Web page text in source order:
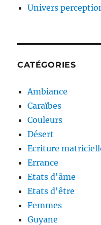
Univers
CATÉGORIES
Ambiance
Caraïbes
Couleurs
Désert
Ecriture
Errance
Etats d'âme
Etats d'être
Femmes
Guyane